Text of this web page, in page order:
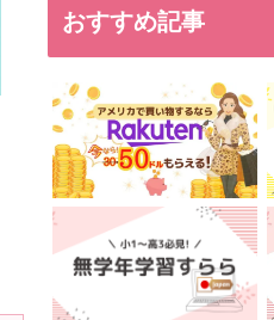
おすすめ記事